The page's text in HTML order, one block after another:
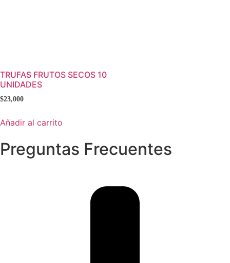
TRUFAS FRUTOS SECOS 10
UNIDADES
$23,000
Añadir al carrito
Preguntas Frecuentes